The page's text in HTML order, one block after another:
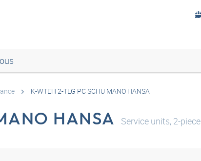
K-WTEH 2-TLG PC SCHU MANO HANSA
HANSA
Service units, 2-